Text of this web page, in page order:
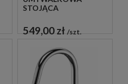
STOJĄCA
CHROM
549,00 zł szt.